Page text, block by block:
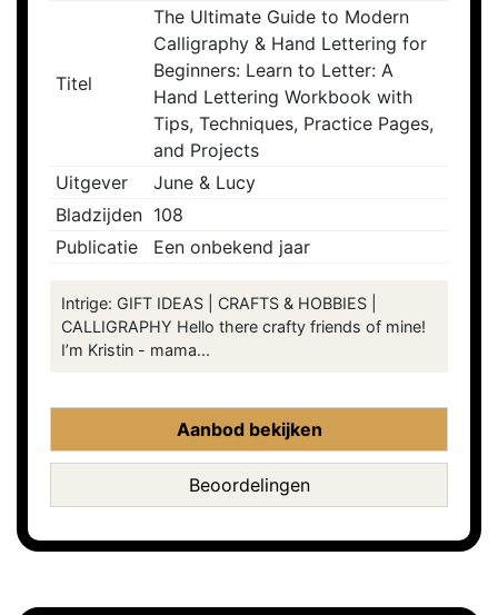
Titel
The Ultimate Guide to Modern
Calligraphy & Hand Lettering for
Beginners: Learn to Letter: A
Hand Lettering Workbook with
Tips, Techniques, Practice Pages,
and Projects
Uitgever
June & Lucy
Bladzijden 108
Publicatie
Een onbekend jaar
Intrige: GIFT IDEAS | CRAFTS & HOBBIES |
CALLIGRAPHY Hello there crafty friends of mine!
I’m Kristin - mama...
Aanbod bekijken
Beoordelingen